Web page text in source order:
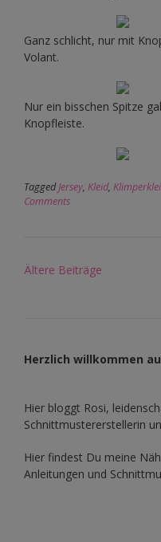
Ganz schlicht, nur mit
Volant.
Nur ein bisschen Spitze
Knopfleiste.
TaggedJersey, Kleid,
Comments
Ältere Beiträge
Herzlich willkommen
Hier bloggt Rosi,
Schnittmustererstellerin
Hier findest Du meine
Anleitungen und